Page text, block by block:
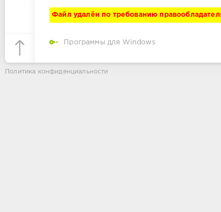
Файл удалён по требованию
Программы для Windows
Политика конфиденциальности